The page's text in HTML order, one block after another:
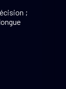
;